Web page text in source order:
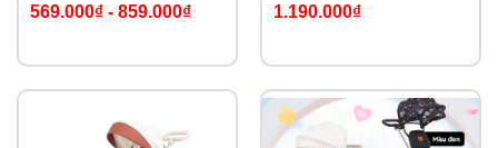
569.000₫ - 859.000₫ 1.190.000₫